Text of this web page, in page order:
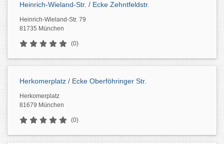
Heinrich-Wieland-Str. / Ecke Zehntfeldstr.
Heinrich-Wieland-Str. 79
81735 München
(0)
Herkomerplatz / Ecke Oberföhringer Str.
Herkomerplatz
81679 München
(0)